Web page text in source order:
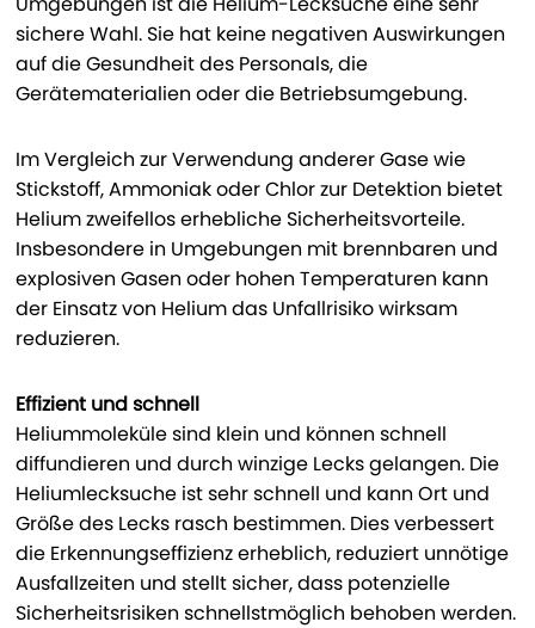
sichere Wahl. Sie hat keine negativen Auswirkungen
auf die Gesundheit des Personals, die
Gerätematerialien oder die Betriebsumgebung.
Im Vergleich zur Verwendung anderer Gase wie
Stickstoff, Ammoniak oder Chlor zur Detektion bietet
Helium zweifellos erhebliche Sicherheitsvorteile.
Insbesondere in Umgebungen mit brennbaren und
explosiven Gasen oder hohen Temperaturen kann
der Einsatz von Helium das Unfallrisiko wirksam
reduzieren.
Effizient und schnell
Heliummoleküle sind klein und können schnell
diffundieren und durch winzige Lecks gelangen. Die
Heliumlecksuche ist sehr schnell und kann Ort und
Größe des Lecks rasch bestimmen. Dies verbessert
die Erkennungseffizienz erheblich, reduziert unnötige
Ausfallzeiten und stellt sicher, dass potenzielle
Sicherheitsrisiken schnellstmöglich behoben werden.